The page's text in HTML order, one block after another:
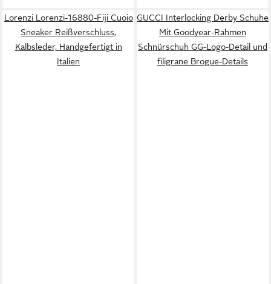
Lorenzi Lorenzi-16880-Fiji Cuoio
Sneaker Reißverschluss,
Kalbsleder, Handgefertigt in
Italien
GUCCI Interlocking Derby Schuhe
Mit Goodyear-Rahmen
Schnürschuh GG-Logo-Detail und
filigrane Brogue-Details